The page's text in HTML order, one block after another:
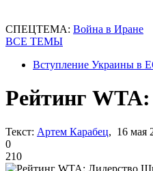
СПЕЦТЕМА: Война в Иране
ВСЕ ТЕМЫ
Вступление Украины в
Рейтинг
Текст: Артем Карабец, 16 мая
0
210